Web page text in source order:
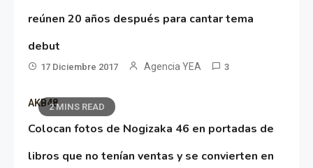
reúnen 20 años después para cantar tema
debut
17 Diciembre 2017 Agencia YEA 3
2 MINS READ
AKB48
Colocan fotos de Nogizaka 46 en portadas de
libros que no tenían ventas y se convierten en